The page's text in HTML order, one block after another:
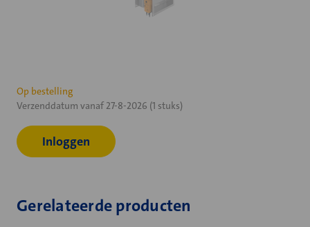
Huidige
voorraad:
Op bestelling
Verzenddatum vanaf 27-8-2026 (1 stuks)
Inloggen
Gerelateerde producten